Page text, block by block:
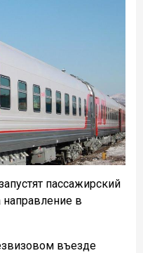
пассажирский
в
въезде